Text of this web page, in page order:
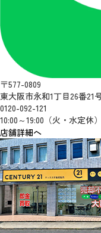
〒577-0809
東大阪市永和1丁目26番21
0120-092-121
10:00～19:00（火・水定休）
店舗詳細へ